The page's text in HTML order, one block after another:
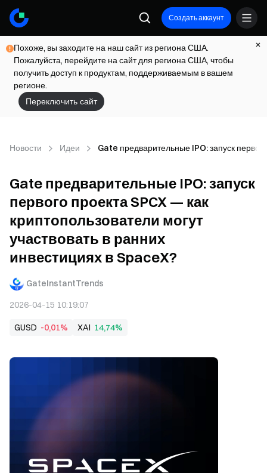
Создать аккаунт
Похоже, вы заходите на наш сайт из региона США.
Пожалуйста, перейдите на сайт для региона США, чтобы
получить доступ к продуктам, поддерживаемым в вашем
регионе.
Переключить сайт
Новости Идеи Gate предварительные IPO: запуск
Gate предварительные IPO: запуск
первого проекта SPCX — как
криптопользователи могут
участвовать в ранних
инвестициях в SpaceX?
GateInstantTrends
2026-04-15 10:19:07
GUSD -0,01% XAI 14,74%